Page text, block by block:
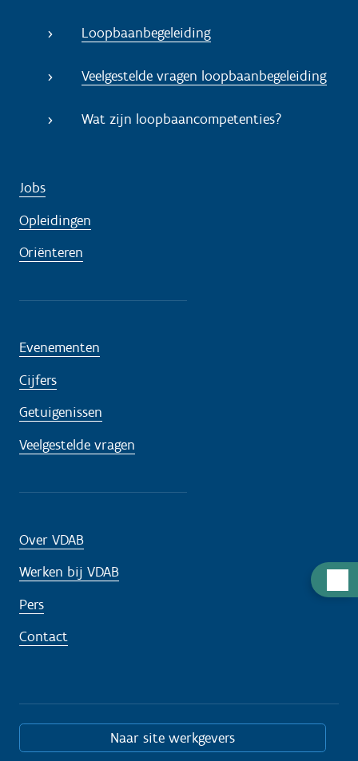
u
d
i
g
Loopbaanbegeleiding
Veelgestelde vragen loopbaanbegeleiding
Wat zijn loopbaancompetenties?
Jobs
Opleidingen
Oriënteren
Evenementen
Cijfers
Getuigenissen
Veelgestelde vragen
Over VDAB
Werken bij VDAB
Pers
Contact
Naar site werkgevers